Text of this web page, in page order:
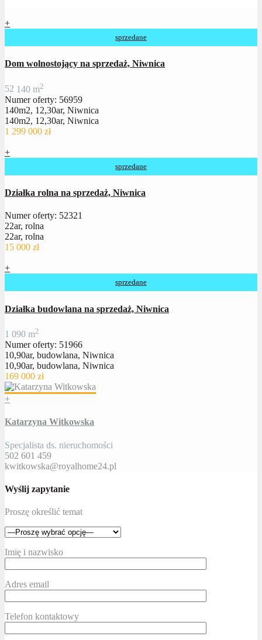
+
sprzedane
Dom wolnostojący na sprzedaż, Niwnica
52 140 m2
Numer oferty: 56959
140m2, 12,30ar, Niwnica
140m2, 12,30ar, Niwnica
1 299 000 zł
+
sprzedane
Działka rolna na sprzedaż, Niwnica
Numer oferty: 52321
22ar, rolna
22ar, rolna
15 000 zł
+
sprzedane
Działka budowlana na sprzedaż, Niwnica
1 090 m2
Numer oferty: 51966
10,90ar, budowlana, Niwnica
10,90ar, budowlana, Niwnica
169 000 zł
+
Katarzyna Witkowska
Specjalista ds. nieruchomości
502 601 459
kwitkowska@royalhome24.pl
Wyślij zapytanie
Proszę określić temat
Imię i nazwisko
Adres email
Telefon kontaktowy